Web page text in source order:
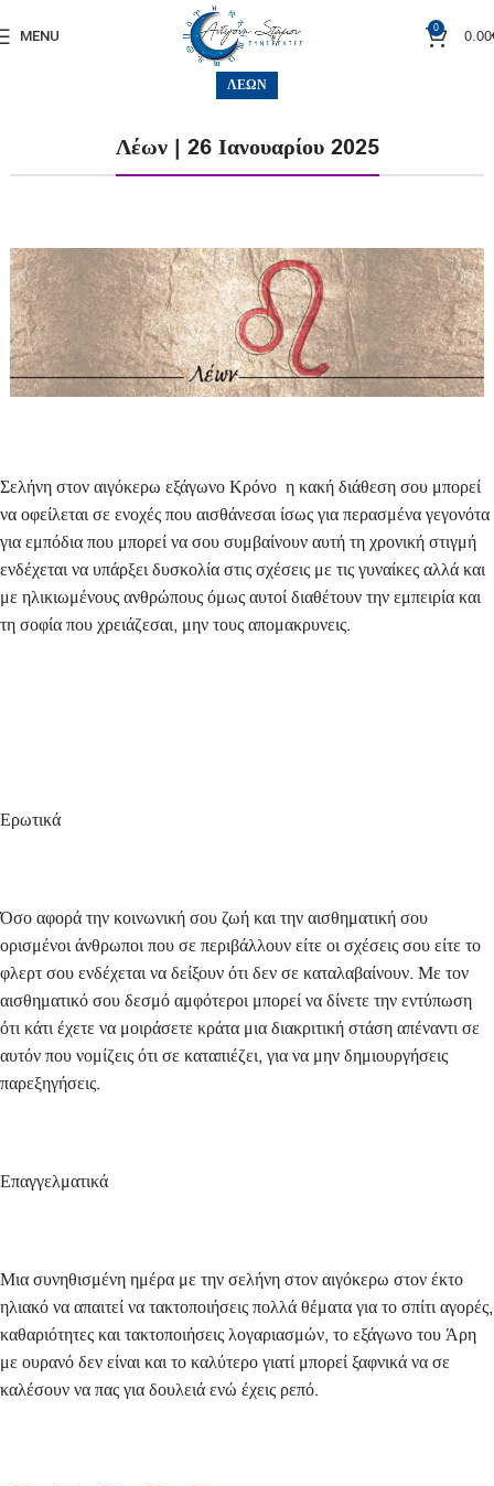
MENU
0 0.00
ΛΈΩΝ
Λέων | 26 Ιανουαρίου 2025
Σελήνη στον αιγόκερω εξάγωνο Κρόνο η κακή διάθεση σου μπορεί
να οφείλεται σε ενοχές που αισθάνεσαι ίσως για περασμένα γεγονότα
για εμπόδια που μπορεί να σου συμβαίνουν αυτή τη χρονική στιγμή
ενδέχεται να υπάρξει δυσκολία στις σχέσεις με τις γυναίκες αλλά και
με ηλικιωμένους ανθρώπους όμως αυτοί διαθέτουν την εμπειρία και
τη σοφία που χρειάζεσαι, μην τους απομακρυνεις.
Ερωτικά
Όσο αφορά την κοινωνική σου ζωή και την αισθηματική σου
ορισμένοι άνθρωποι που σε περιβάλλουν είτε οι σχέσεις σου είτε το
φλερτ σου ενδέχεται να δείξουν ότι δεν σε καταλαβαίνουν. Με τον
αισθηματικό σου δεσμό αμφότεροι μπορεί να δίνετε την εντύπωση
ότι κάτι έχετε να μοιράσετε κράτα μια διακριτική στάση απέναντι σε
αυτόν που νομίζεις ότι σε καταπιέζει, για να μην δημιουργήσεις
παρεξηγήσεις.
Επαγγελματικά
Μια συνηθισμένη ημέρα με την σελήνη στον αιγόκερω στον έκτο
ηλιακό να απαιτεί να τακτοποιήσεις πολλά θέματα για το σπίτι αγορές,
καθαριότητες και τακτοποιήσεις λογαριασμών, το εξάγωνο του Άρη
με ουρανό δεν είναι και το καλύτερο γιατί μπορεί ξαφνικά να σε
καλέσουν να πας για δουλειά ενώ έχεις ρεπό.